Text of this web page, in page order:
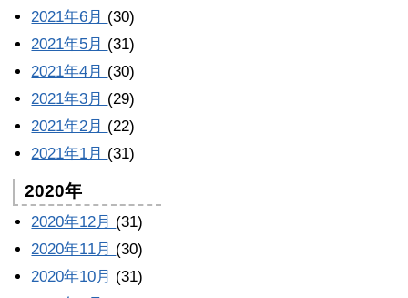
2021年6月 (30)
2021年5月 (31)
2021年4月 (30)
2021年3月 (29)
2021年2月 (22)
2021年1月 (31)
2020年
2020年12月 (31)
2020年11月 (30)
2020年10月 (31)